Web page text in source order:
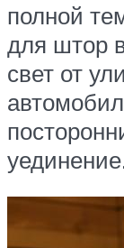
полной
для штор
свет от
уединение.